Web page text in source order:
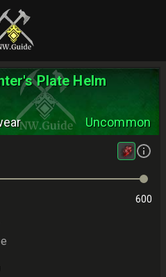
Plate Helm
Uncommon
600